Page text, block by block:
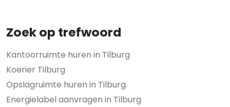
Zoek op trefwoord
Kantoorruimte huren in Tilburg
Koerier Tilburg
Opslagruimte huren in Tilburg
Energielabel aanvragen in Tilburg